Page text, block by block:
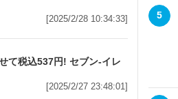
[2025/2/28 10:34:33]
て税込537円! セブン‐イレ
[2025/2/27 23:48:01]
5